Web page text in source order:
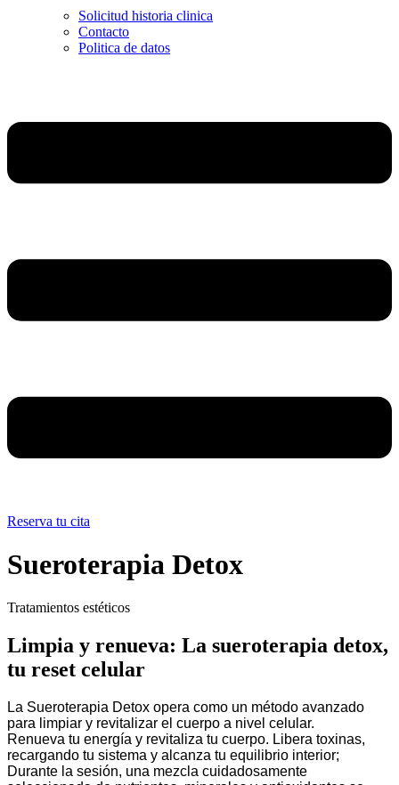
Solicitud historia clinica
Contacto
Politica de datos
Reserva tu cita
Sueroterapia Detox
Tratamientos estéticos
Limpia y renueva: La sueroterapia detox,
tu reset celular
La Sueroterapia Detox opera como un método avanzado
para limpiar y revitalizar el cuerpo a nivel celular.
Renueva tu energía y revitaliza tu cuerpo. Libera toxinas,
recargando tu sistema y alcanza tu equilibrio interior;
Durante la sesión, una mezcla cuidadosamente